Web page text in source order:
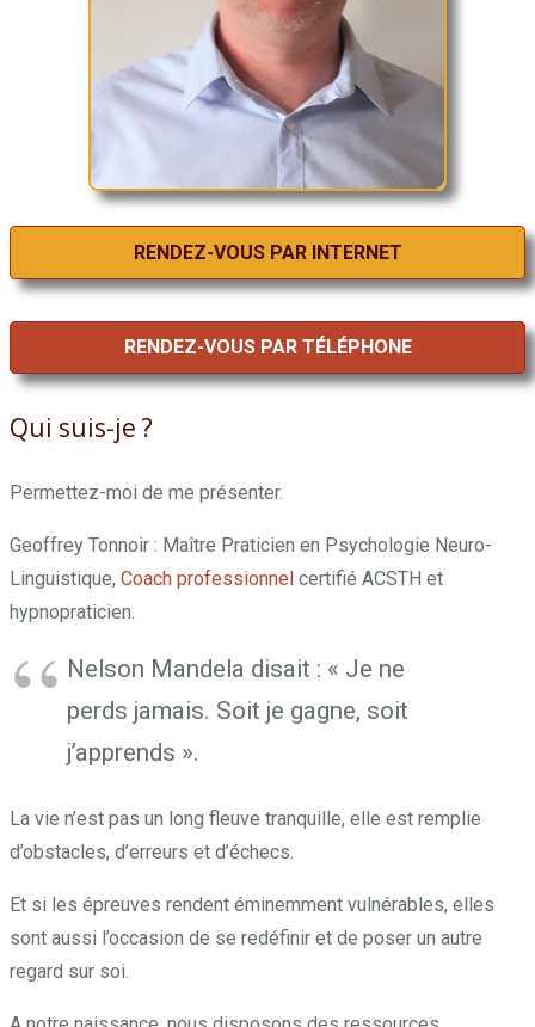
Qui suis-je ?
Permettez-moi de me présenter.
Geoffrey Tonnoir : Maître Praticien en Psychologie Neuro-
Linguistique, Coach professionnel certifié ACSTH et
hypnopraticien.
Nelson Mandela disait : « Je ne
perds jamais. Soit je gagne, soit
j’apprends ».
La vie n’est pas un long fleuve tranquille, elle est remplie
d’obstacles, d’erreurs et d’échecs.
Et si les épreuves rendent éminemment vulnérables, elles
sont aussi l’occasion de se redéfinir et de poser un autre
regard sur soi.
RENDEZ-VOUS PAR INTERNET
RENDEZ-VOUS PAR TÉLÉPHONE